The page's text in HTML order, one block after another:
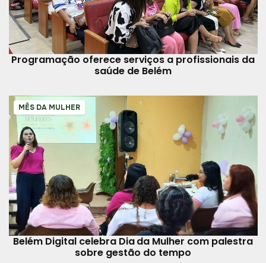
Programação oferece serviços a profissionais da
saúde de Belém
MÊS DA MULHER
Belém Digital celebra Dia da Mulher com palestra
sobre gestão do tempo